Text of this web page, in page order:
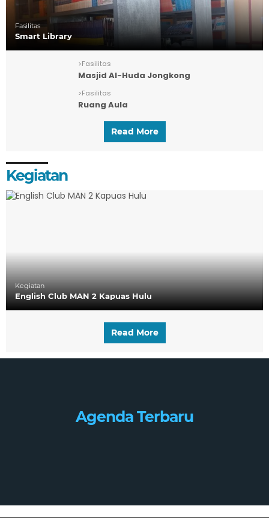
Fasilitas
Smart Library
>Fasilitas
Masjid Al-Huda Jongkong
>Fasilitas
Ruang Aula
Read More
Kegiatan
Kegiatan
English Club MAN 2 Kapuas Hulu
Read More
Agenda Terbaru